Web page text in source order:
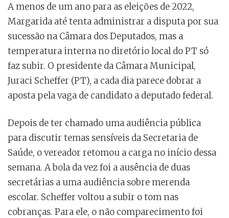
A menos de um ano para as eleições de 2022,
Margarida até tenta administrar a disputa por sua
sucessão na Câmara dos Deputados, mas a
temperatura interna no diretório local do PT só
faz subir. O presidente da Câmara Municipal,
Juraci Scheffer (PT), a cada dia parece dobrar a
aposta pela vaga de candidato a deputado federal.
Depois de ter chamado uma audiência pública
para discutir temas sensíveis da Secretaria de
Saúde, o vereador retomou a carga no início dessa
semana. A bola da vez foi a ausência de duas
secretárias a uma audiência sobre merenda
escolar. Scheffer voltou a subir o tom nas
cobranças. Para ele, o não comparecimento foi